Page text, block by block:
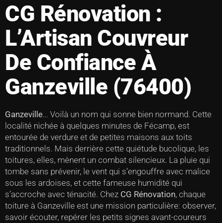
CG Rénovation :
L’Artisan Couvreur
De Confiance À
Ganzeville (76400)
Ganzeville… Voilà un nom qui sonne bien normand. Cette
localité nichée à quelques minutes de Fécamp, est
entourée de verdure et de petites maisons aux toits
traditionnels. Mais derrière cette quiétude bucolique, les
toitures, elles, mènent un combat silencieux. La pluie qui
tombe sans prévenir, le vent qui s’engouffre avec malice
sous les ardoises, et cette fameuse humidité qui
s’accroche avec ténacité. Chez CG Rénovation, chaque
toiture à Ganzeville est une mission particulière: observer,
savoir écouter, repérer les petits signes avant-coureurs